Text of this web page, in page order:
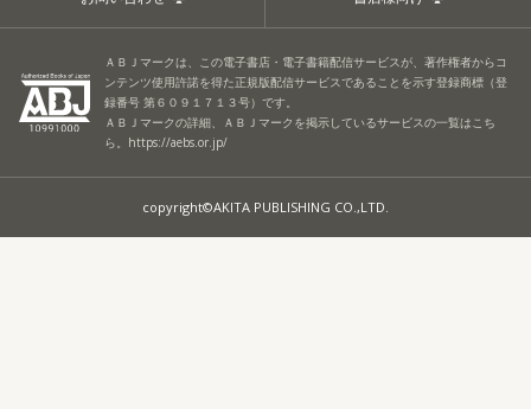
ＡＢＪマークは、この電子書店・電子書籍配信サービスが、著作権者からコ
ンテンツ使用許諾を得た正規版配信サービスであることを示す登録商標（登
録番号 第６０９１７１３号）です。
ＡＢＪマークの詳細、ＡＢＪマークを掲示しているサービスの一覧はこち
ら。 https://aebs.or.jp/
copyright©AKITA PUBLISHING CO.,LTD.